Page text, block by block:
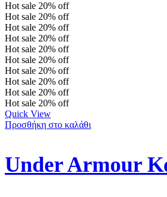
Hot sale 20% off
Hot sale 20% off
Hot sale 20% off
Hot sale 20% off
Hot sale 20% off
Hot sale 20% off
Hot sale 20% off
Hot sale 20% off
Hot sale 20% off
Hot sale 20% off
Quick View
Προσθήκη στο καλάθι